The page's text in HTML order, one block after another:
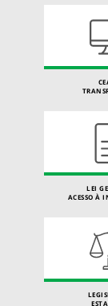
LEI
ACESSO À